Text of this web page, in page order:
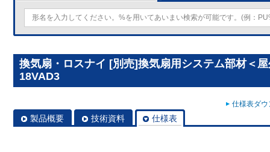
換気扇・ロスナイ [別売]換気扇用システム部材＜
18VAD3
仕様表ダ
製品概要 技術資料 仕様表